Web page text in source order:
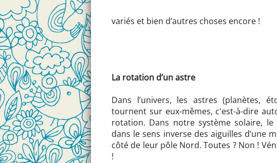
variés et bien d’autres choses encore !
La rotation d’un astre
Dans l’univers, les astres (planètes,
tournent sur eux-mêmes, c'est-à-dire
rotation. Dans notre système solaire,
dans le sens inverse des aiguilles d’une
côté de leur pôle Nord. Toutes ? Non !
!